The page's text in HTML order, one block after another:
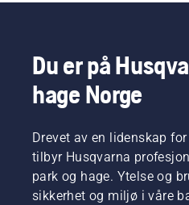
Du er på
hage Norge
Drevet av en lidenskap
tilbyr Husqvarna
park og hage. Ytelse og
sikkerhet og miljø i våre